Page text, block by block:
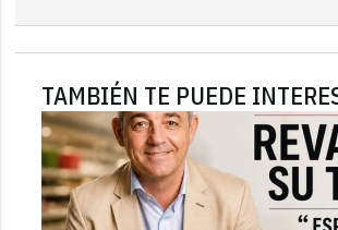
TAMBIÉN TE PUEDE